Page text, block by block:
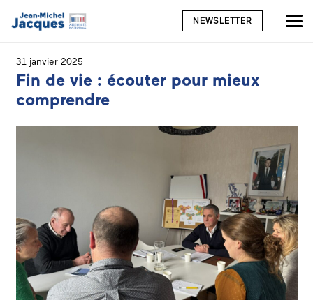
NEWSLETTER
31 janvier 2025
Fin de vie : écouter pour mieux
comprendre